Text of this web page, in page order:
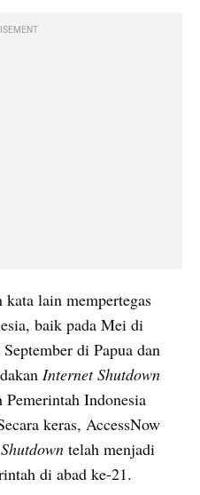
lain mempertegas
baik pada Mei di
di Papua dan
Internet Shutdown
Indonesia
keras, AccessNow
telah menjadi
di abad ke-21.